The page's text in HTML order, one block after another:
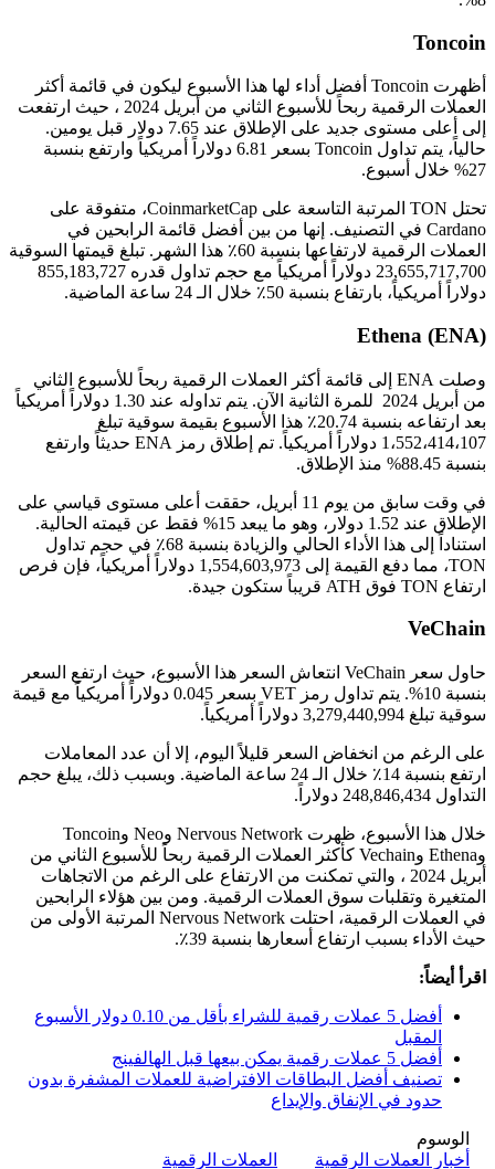
Toncoin
أظهرت Toncoin أفضل أداء لها هذا الأسبوع ليكون في قائمة أكثر
العملات الرقمية ربحاً للأسبوع الثاني من أبريل 2024 ، حيث ارتفعت
إلى أعلى مستوى جديد على الإطلاق عند 7.65 دولار قبل يومين.
حالياً، يتم تداول Toncoin بسعر 6.81 دولاراً أمريكياً وارتفع بنسبة
27% خلال أسبوع.
تحتل TON المرتبة التاسعة على CoinmarketCap، متفوقة على
Cardano في التصنيف. إنها من بين أفضل قائمة الرابحين في
العملات الرقمية لارتفاعها بنسبة 60٪ هذا الشهر. تبلغ قيمتها السوقية
23,655,717,700 دولاراً أمريكياً مع حجم تداول قدره 855,183,727
دولاراً أمريكياً، بارتفاع بنسبة 50٪ خلال الـ 24 ساعة الماضية.
Ethena (ENA)
وصلت ENA إلى قائمة أكثر العملات الرقمية ربحاً للأسبوع الثاني
من أبريل 2024 للمرة الثانية الآن. يتم تداوله عند 1.30 دولاراً أمريكياً
بعد ارتفاعه بنسبة 20.74٪ هذا الأسبوع بقيمة سوقية تبلغ
1،552،414،107 دولاراً أمريكياً. تم إطلاق رمز ENA حديثاً وارتفع
بنسبة 88.45% منذ الإطلاق.
في وقت سابق من يوم 11 أبريل، حققت أعلى مستوى قياسي على
الإطلاق عند 1.52 دولار، وهو ما يبعد 15% فقط عن قيمته الحالية.
استناداً إلى هذا الأداء الحالي والزيادة بنسبة 68٪ في حجم تداول
TON، مما دفع القيمة إلى 1,554,603,973 دولاراً أمريكياً، فإن فرص
ارتفاع TON فوق ATH قريباً ستكون جيدة.
VeChain
حاول سعر VeChain انتعاش السعر هذا الأسبوع، حيث ارتفع السعر
بنسبة 10%. يتم تداول رمز VET بسعر 0.045 دولاراً أمريكياً مع قيمة
سوقية تبلغ 3,279,440,994 دولاراً أمريكياً.
على الرغم من انخفاض السعر قليلاً اليوم، إلا أن عدد المعاملات
ارتفع بنسبة 14٪ خلال الـ 24 ساعة الماضية. وبسبب ذلك، يبلغ حجم
التداول 248,846,434 دولاراً.
خلال هذا الأسبوع، ظهرت Nervous Network وNeo وToncoin
وEthena وVechain كأكثر العملات الرقمية ربحاً للأسبوع الثاني من
أبريل 2024 ، والتي تمكنت من الارتفاع على الرغم من الاتجاهات
المتغيرة وتقلبات سوق العملات الرقمية. ومن بين هؤلاء الرابحين
في العملات الرقمية، احتلت Nervous Network المرتبة الأولى من
حيث الأداء بسبب ارتفاع أسعارها بنسبة 39٪.
اقرأ أيضاً:
أفضل 5 عملات رقمية للشراء بأقل من 0.10 دولار الأسبوع
المقبل
أفضل 5 عملات رقمية يمكن بيعها قبل الهالفينج
تصنيف أفضل البطاقات الافتراضية للعملات المشفرة بدون
حدود في الإنفاق والإيداع
الوسوم
أخبار العملات الرقمية
العملات الرقمية